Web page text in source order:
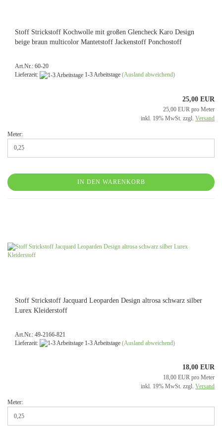
Stoff Strickstoff Kochwolle mit großen Glencheck Karo Design
beige braun multicolor Mantetstoff Jackenstoff Ponchostoff
Art.Nr.: 60-20
Lieferzeit:
1-3 Arbeitstage (Ausland abweichend)
25,00 EUR
25,00 EUR pro Meter
inkl. 19% MwSt. zzgl. Versand
Meter:
IN DEN WARENKORB
Stoff Strickstoff Jacquard Leoparden Design altrosa schwarz silber
Lurex Kleiderstoff
Art.Nr.: 49-2166-821
Lieferzeit:
1-3 Arbeitstage (Ausland abweichend)
18,00 EUR
18,00 EUR pro Meter
inkl. 19% MwSt. zzgl. Versand
Meter: